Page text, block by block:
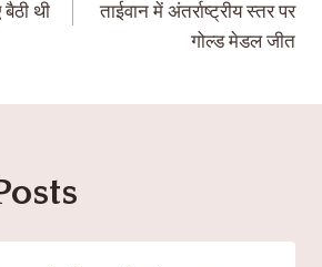
बैठी थी
ताईवान में अंतर्राष्ट्रीय स्तर पर
गोल्ड मेडल जीत